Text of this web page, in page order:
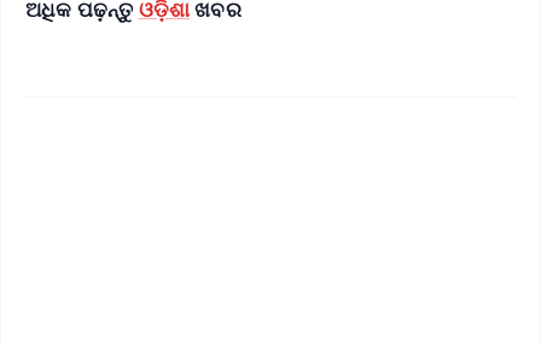
ଅଧିକ ପଢ଼ନ୍ତୁ ଓଡ଼ିଶାଖବର